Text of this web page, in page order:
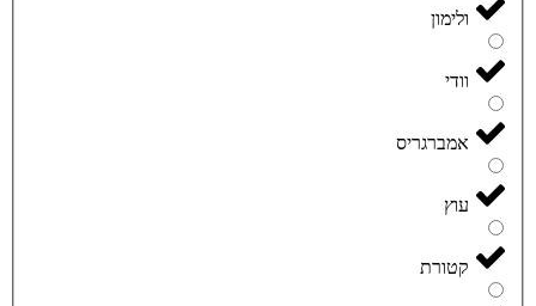
ולימון
וודי
אמברגריס
עוץ
קטורת